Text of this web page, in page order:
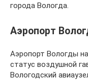
города Вологда.
Аэропорт
Аэропорт Вологды
статус воздушной
Вологодский